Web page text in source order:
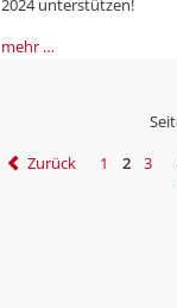
2024 unterstützen!
mehr …
Zurück
1 2 3